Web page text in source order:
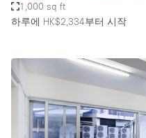
1,000 sq ft
하루에 HK$2,334부터 시작